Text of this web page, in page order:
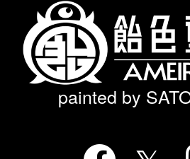
painted by